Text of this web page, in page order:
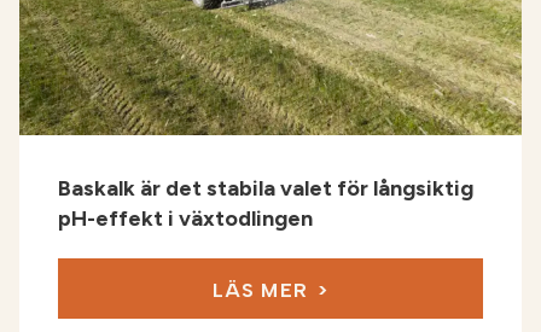
Baskalk är det stabila valet för långsiktig
pH-effekt i växtodlingen
LÄS MER